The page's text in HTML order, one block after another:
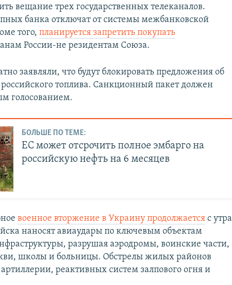
вещание трех государственных телеканалов.
банка отключат от системы межбанковской
того,планируется запретить покупать
России-не резидентам Союза.
заявляли, что будут блокировать предложения об
топлива. Санкционный пакет должен
голосованием.
БОЛЬШЕ ПО ТЕМЕ:
ЕС может отсрочить полное эмбарго на
российскую нефть на 6 месяцев
военное вторжение в Украину продолжается с утра
наносят авиаудары по ключевым объектам
разрушая аэродромы, воинские части,
школы и больницы. Обстрелы жилых районов
реактивных систем залпового огня и